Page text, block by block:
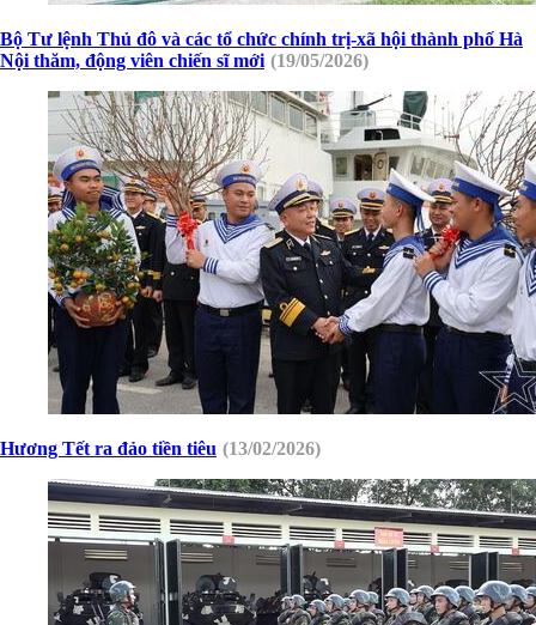
Bộ Tư lệnh Thủ đô và các tổ chức chính trị-xã hội thành phố Hà
Nội thăm, động viên chiến sĩ mới (19/05/2026)
Hương Tết ra đảo tiền tiêu (13/02/2026)